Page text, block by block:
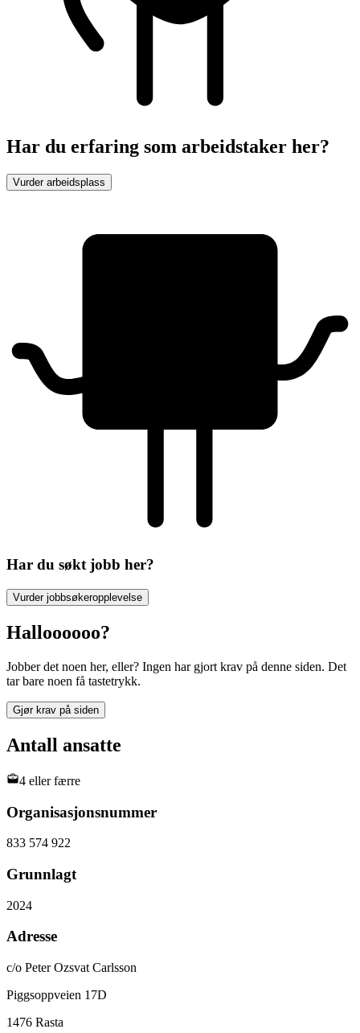
Har du erfaring som arbeidstaker her?
Vurder arbeidsplass
Har du søkt jobb her?
Vurder jobbsøkeropplevelse
Halloooooo?
Jobber det noen her, eller? Ingen har gjort krav på denne siden. Det
tar bare noen få tastetrykk.
Gjør krav på siden
Antall ansatte
4 eller færre
Organisasjonsnummer
833 574 922
Grunnlagt
2024
Adresse
c/o Peter Ozsvat Carlsson
Piggsoppveien 17D
1476 Rasta